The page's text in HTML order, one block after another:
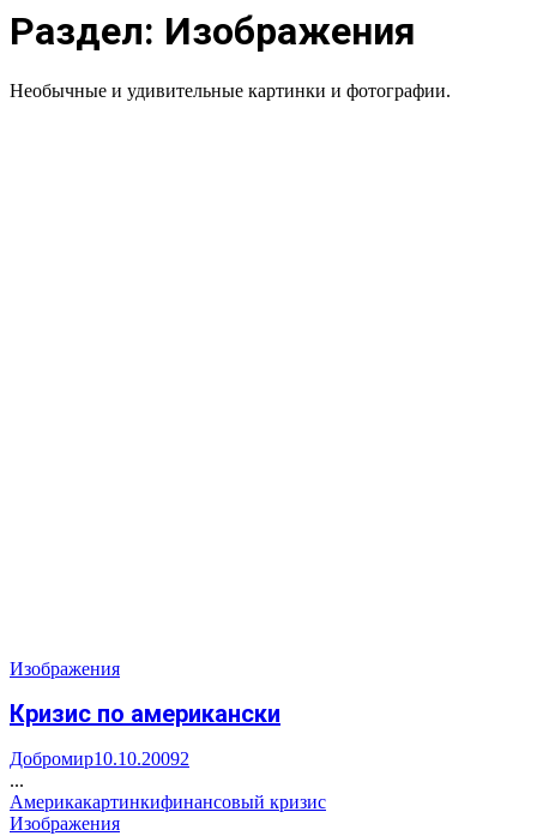
Раздел: Изображения
Необычные и удивительные картинки и фотографии.
Изображения
Кризис по американски
Добромир10.10.20092
...
Америкакартинкифинансовый кризис
Изображения